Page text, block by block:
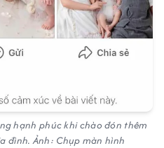
hạnh phúc khi chào đón thêm
đình. Ảnh: Chụp màn hình